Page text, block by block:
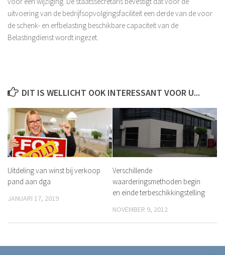
uitvoering van de bedrijfsopvolgingsfaciliteit een derde van de voor
de schenk- en erfbelasting beschikbare capaciteit van de
Belastingdienst wordt ingezet.
DIT IS WELLICHT OOK INTERESSANT VOOR U...
Uitdeling van winst bij verkoop
pand aan dga
JANUARI 17, 2019
Verschillende
waarderingsmethoden begin
en einde terbeschikkingstelling
NOVEMBER 9, 2012